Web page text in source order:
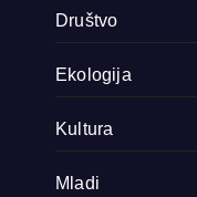
Društvo
Ekologija
Kultura
Mladi